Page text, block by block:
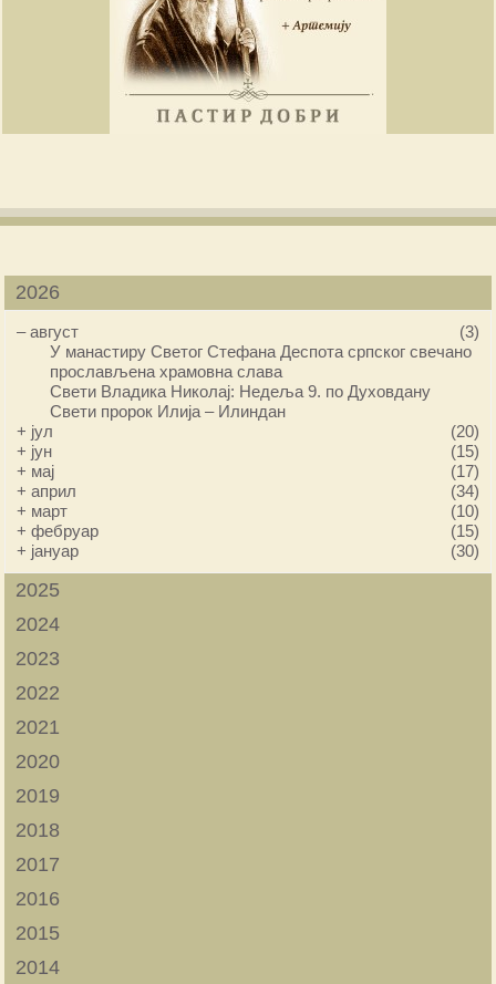
2026
–август
(3)
У манастиру Светог Стефана Деспота српског свечано
прослављена храмовна слава
Свети Владика Николај: Недеља 9. по Духовдану
Свети пророк Илија – Илиндан
+ јул
(20)
+ јун
(15)
+ мај
(17)
+април
(34)
+ март
(10)
+фебруар
(15)
+ јануар (30)
2025
2024
2023
2022
2021
2020
2019
2018
2017
2016
2015
2014